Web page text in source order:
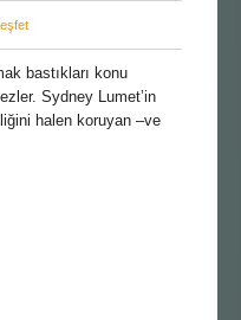
bastıkları konu
Sydney Lumet’in
halen koruyan –ve